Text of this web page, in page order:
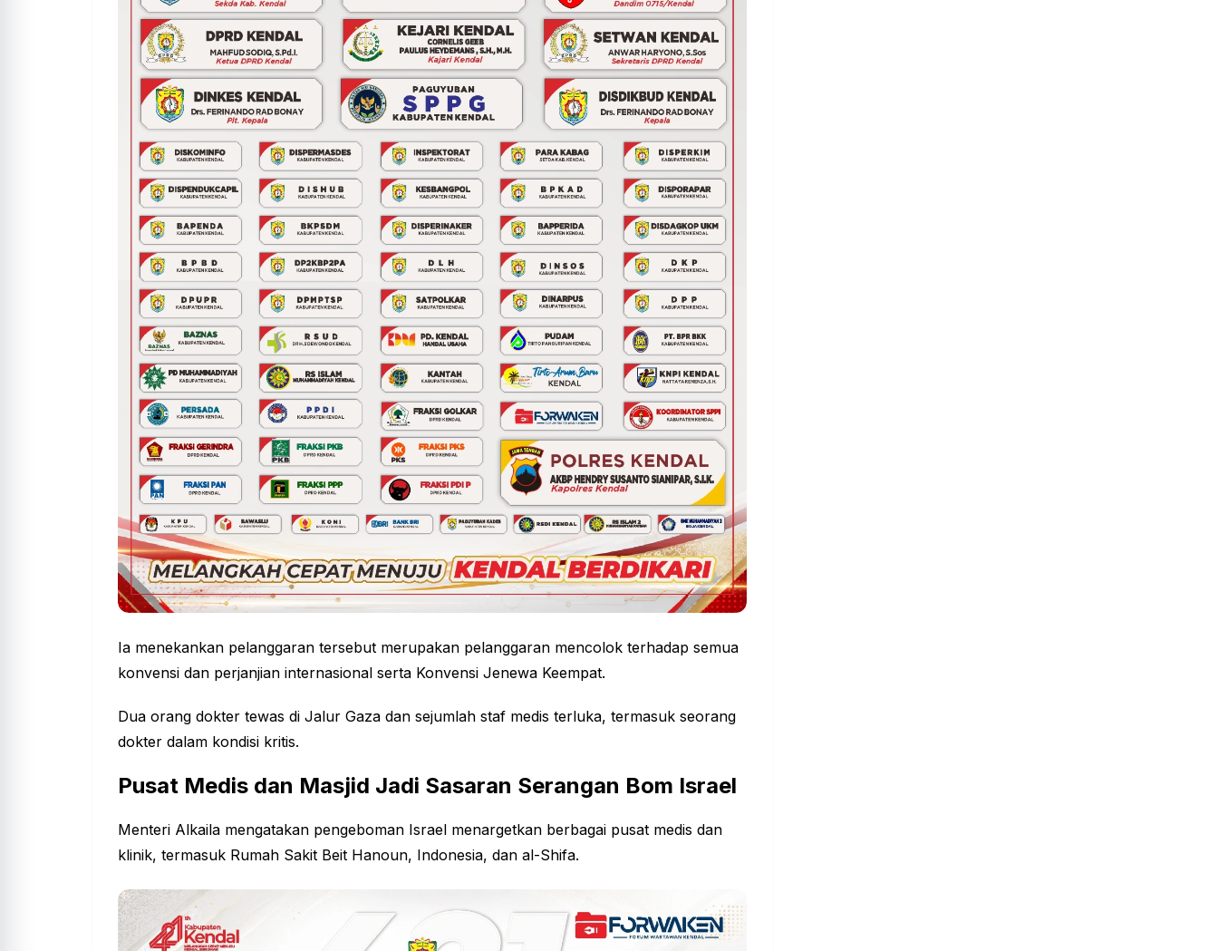
Ia menekankan pelanggaran tersebut merupakan pelanggaran mencolok terhadap semua
konvensi dan perjanjian internasional serta Konvensi Jenewa Keempat.
Dua orang dokter tewas di Jalur Gaza dan sejumlah staf medis terluka, termasuk seorang
dokter dalam kondisi kritis.
Pusat Medis dan Masjid Jadi Sasaran Serangan Bom Israel
Menteri Alkaila mengatakan pengeboman Israel menargetkan berbagai pusat medis dan
klinik, termasuk Rumah Sakit Beit Hanoun, Indonesia, dan al-Shifa.